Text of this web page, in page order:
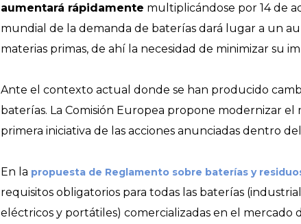
aumentará rápidamente multiplicándose por 14 de
mundial de la demanda de baterías dará lugar a un
materias primas, de ahí la necesidad de minimizar su
Ante el contexto actual donde se han producido
baterías. La Comisión Europea propone modernizar
primera iniciativa de las acciones anunciadas dentro del
En la propuesta de Reglamento sobre baterías y
requisitos obligatorios para todas las baterías
eléctricos y portátiles) comercializadas en el mercado